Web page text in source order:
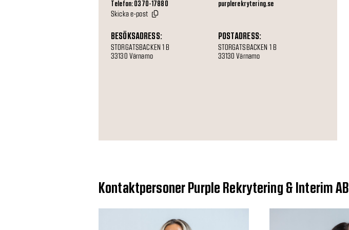
Telefon: 0370-17880
Skicka e-post
purplerekrytering.se
BESÖKSADRESS:
STORGATSBACKEN 1 B
33130 Värnamo
POSTADRESS:
STORGATSBACKEN 1 B
33130 Värnamo
Kontaktpersoner Purple Rekrytering & Interim AB